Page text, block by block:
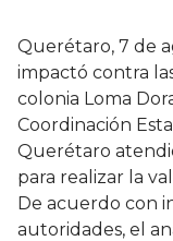
Querétaro, 7 de
impactó contra
colonia Loma
Coordinación
Querétaro
para realizar la
De acuerdo con
autoridades, el